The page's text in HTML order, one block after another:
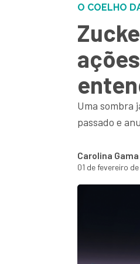
O COELHO
Uma sombra
passado e
Carolina Gama
01 de fevereiro